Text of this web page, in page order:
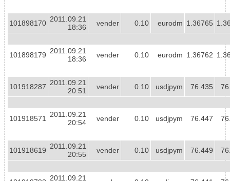
101898170 2011.09.21
18:36
vender 0.10 eurodm 1.36765
101898179 2011.09.21
18:36
vender 0.10 eurodm 1.36762
101918287 2011.09.21
20:51
vender 0.10 usdjpym 76.435
101918571
2011.09.21
20:54
vender 0.10 usdjpym 76.447
101918619 2011.09.21
20:55
vender 0.10 usdjpym 76.449
2011.09.21